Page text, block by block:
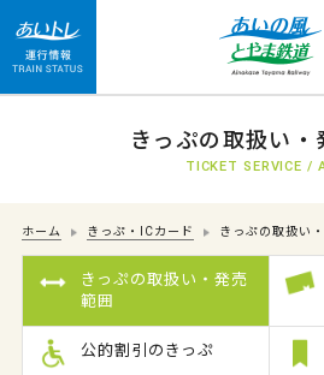
運行情報 列車の遅れ
きっぷの取扱い・
TICKET SERVICE /
ホーム きっぷ・ICカード きっぷの取扱い
きっぷの取扱い・発売
範囲
公的割引のきっぷ